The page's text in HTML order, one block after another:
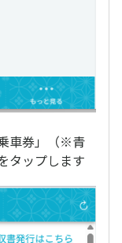
車券」（※青
タップします